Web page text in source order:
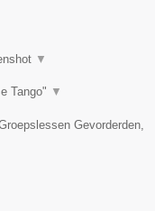
▼
Tango" ▼
Gevorderden,